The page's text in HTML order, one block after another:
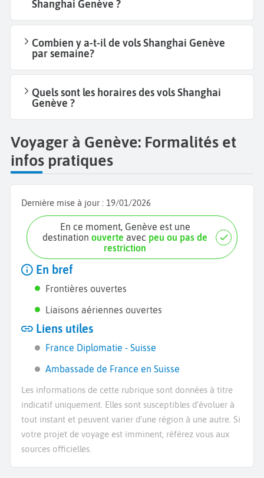
Shanghai Genève ?
Combien y a-t-il de vols Shanghai Genève
par semaine?
Quels sont les horaires des vols Shanghai
Genève ?
Voyager à Genève: Formalités et
infos pratiques
Dernière mise à jour : 19/01/2026
En ce moment, Genève est une
destinationouverte avec peu ou pas de
restriction
En bref
Frontières ouvertes
Liaisons aériennes ouvertes
Liens utiles
France Diplomatie - Suisse
Ambassade de France en Suisse
Les informations de cette rubrique sont données à titre
indicatif uniquement. Elles sont susceptibles d’évoluer à
tout instant et peuvent varier d’une région à une autre. Si
votre projet de voyage est imminent, référez vous aux
sources officielles.